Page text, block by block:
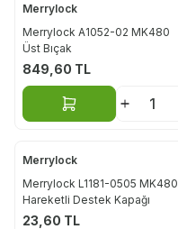
Merrylock
Merrylock A1052-02 MK480
Üst Bıçak
849,60 TL
Sepete Ekle
Merrylock
Merrylock L1181-0505 MK480
Hareketli Destek Kapağı
23,60 TL